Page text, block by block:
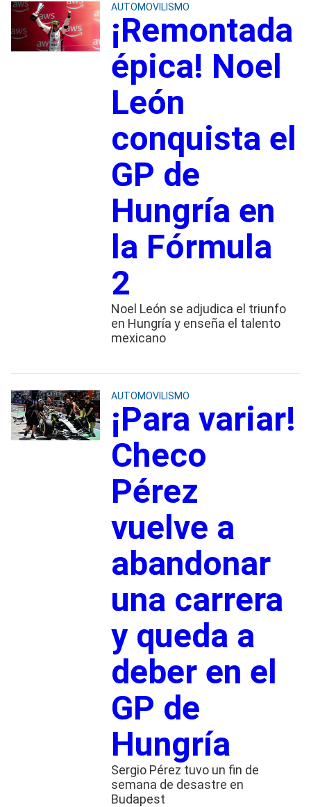
AUTOMOVILISMO
¡Remontada
épica! Noel
León
conquista el
GP de
Hungría en
la Fórmula
2
Noel León se adjudica el triunfo
en Hungría y enseña el talento
mexicano
AUTOMOVILISMO
¡Para variar!
Checo
Pérez
vuelve a
abandonar
una carrera
y queda a
deber en el
GP de
Hungría
Sergio Pérez tuvo un fin de
semana de desastre en
Budapest